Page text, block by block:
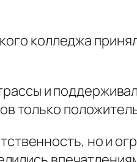
колледжа
и
только
но и